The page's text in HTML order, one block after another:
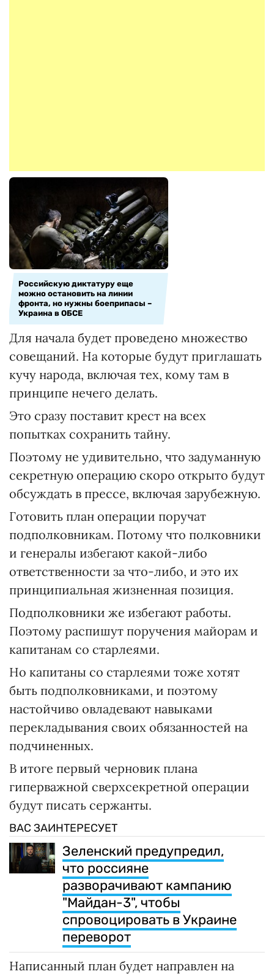
Российскую диктатуру еще
можно остановить на линии
фронта, но нужны боеприпасы –
Украина в ОБСЕ
Для начала будет проведено множество
совещаний. На которые будут приглашать
кучу народа, включая тех, кому там в
принципе нечего делать.
Это сразу поставит крест на всех
попытках сохранить тайну.
Поэтому не удивительно, что задуманную
секретную операцию скоро открыто будут
обсуждать в прессе, включая зарубежную.
Готовить план операции поручат
подполковникам. Потому что полковники
и генералы избегают какой-либо
ответственности за что-либо, и это их
принципиальная жизненная позиция.
Подполковники же избегают работы.
Поэтому распишут поручения майорам и
капитанам со старлеями.
Но капитаны со старлеями тоже хотят
быть подполковниками, и поэтому
настойчиво овладевают навыками
перекладывания своих обязанностей на
подчиненных.
В итоге первый черновик плана
гиперважной сверхсекретной операции
будут писать сержанты.
ВАС ЗАИНТЕРЕСУЕТ
Зеленский предупредил,
что россияне
разворачивают кампанию
"Майдан-3", чтобы
спровоцировать в Украине
переворот
Написанный план будет направлен на